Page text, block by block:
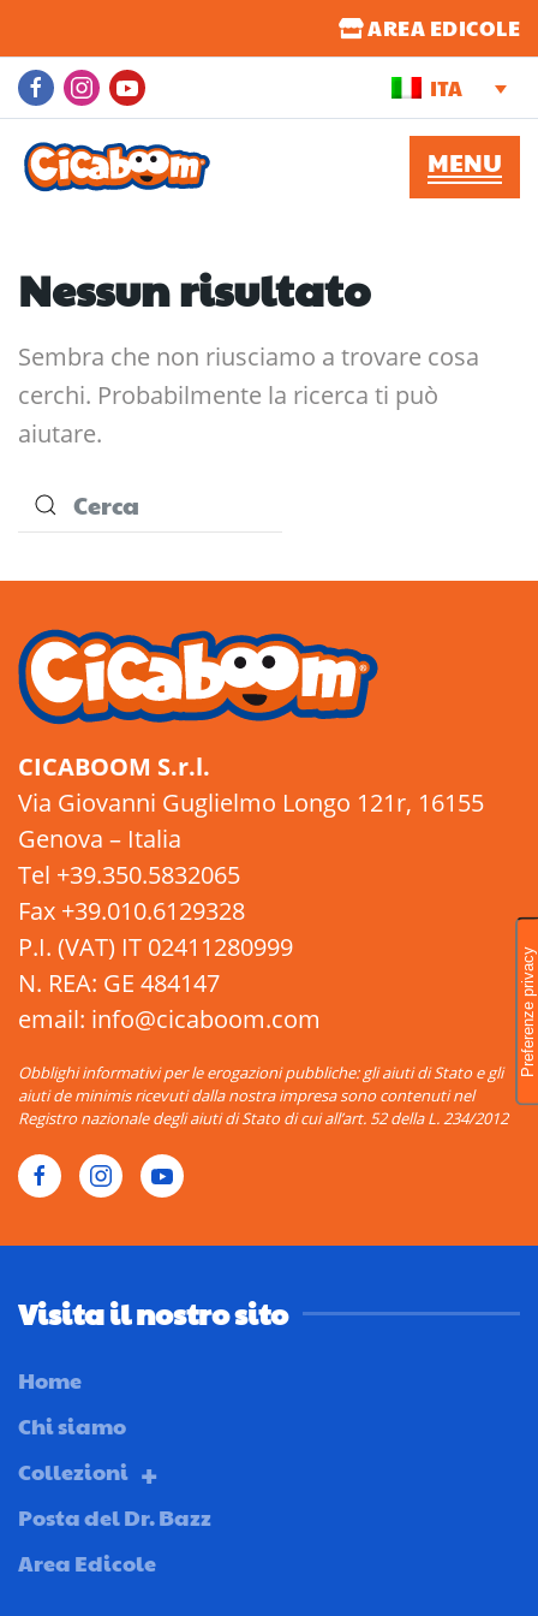
AREA EDICOLE
ITA
Nessun risultato
Sembra che non riusciamo a trovare cosa
cerchi. Probabilmente la ricerca ti può
aiutare.
CICABOOM S.r.l.
Via Giovanni Guglielmo Longo 121r, 16155
Genova – Italia
Tel +39.350.5832065
Fax +39.010.6129328
P.I. (VAT) IT 02411280999
N. REA: GE 484147
email: info@cicaboom.com
Obblighi informativi per le erogazioni pubbliche: gli aiuti di Stato e gli
aiuti de minimis ricevuti dalla nostra impresa sono contenuti nel
Registro nazionale degli aiuti di Stato di cui all’art. 52 della L. 234/2012
Visita il nostro sito
Home
Chi siamo
Collezioni
Posta del Dr. Bazz
Area Edicole